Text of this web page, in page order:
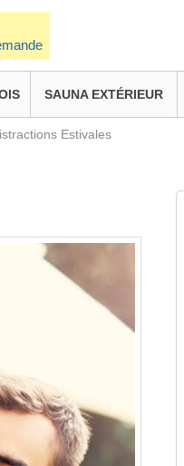
SAUNA EXTÉRIEUR
Estivales